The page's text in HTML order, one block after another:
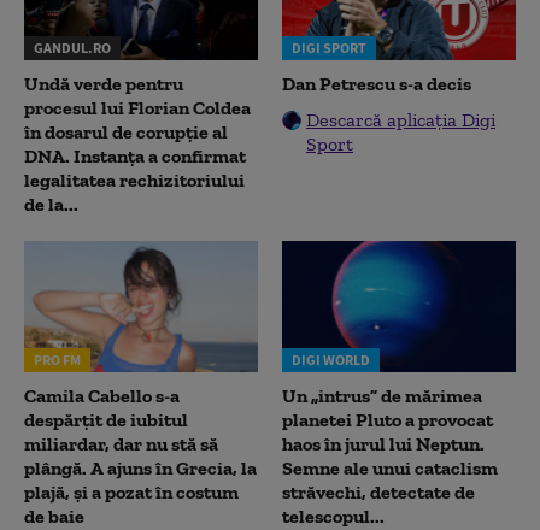
GANDUL.RO
Undă verde pentru
procesul lui Florian Coldea
în dosarul de corupție al
DNA. Instanța a confirmat
legalitatea rechizitoriului
de la...
DIGI SPORT
Dan Petrescu s-a decis
Descarcă aplicația Digi
Sport
PRO FM
Camila Cabello s-a
despărțit de iubitul
miliardar, dar nu stă să
plângă. A ajuns în Grecia, la
plajă, și a pozat în costum
de baie
DIGI WORLD
Un „intrus” de mărimea
planetei Pluto a provocat
haos în jurul lui Neptun.
Semne ale unui cataclism
străvechi, detectate de
telescopul...